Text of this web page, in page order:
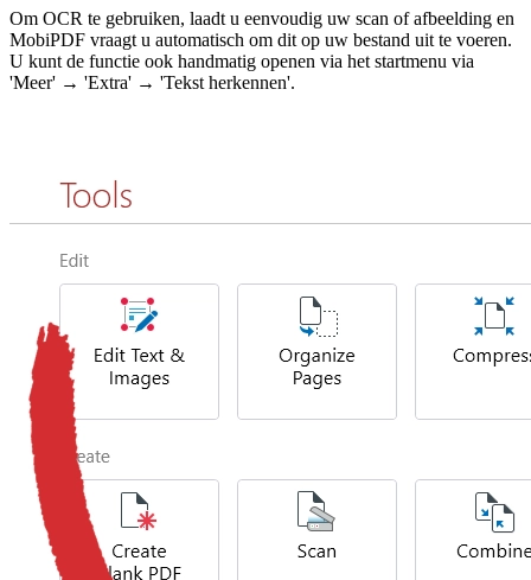
Om OCR te gebruiken, laadt u eenvoudig uw scan of afbeelding en
MobiPDF vraagt u automatisch om dit op uw bestand uit te voeren.
U kunt de functie ook handmatig openen via het startmenu via
'Meer' → 'Extra' → 'Tekst herkennen'.